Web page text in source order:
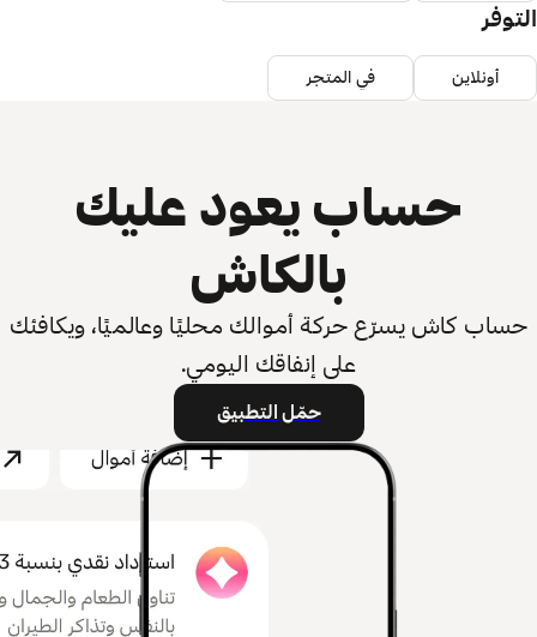
التوفر
أونلاين في المتجر
حساب يعود عليك
بالكاش
حساب كاش يسرّع حركة أموالك محليًا وعالميًا، ويكافئك
على إنفاقك اليومي.
حمّل التطبيق